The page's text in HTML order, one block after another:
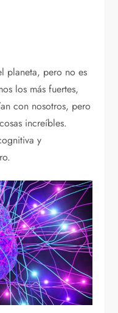
planeta, pero no es
los más fuertes,
con nosotros, pero
increíbles.
y